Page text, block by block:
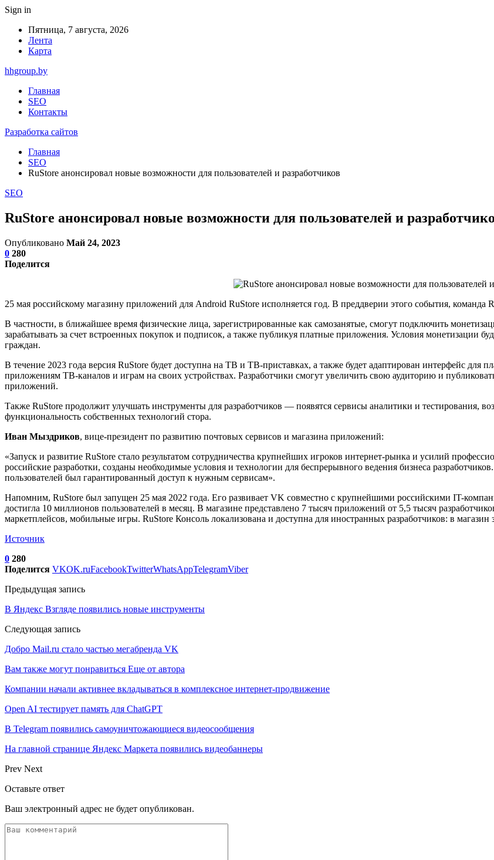
Sign in
Пятница, 7 августа, 2026
Лента
Карта
hhgroup.by
Главная
SEO
Контакты
Разработка сайтов
Главная
SEO
RuStore анонсировал новые возможности для пользователей и разработчиков
SEO
RuStore анонсировал новые возможности для пользователей и
Опубликовано Май 24, 2023
0 280
Поделится
25 мая российскому магазину приложений для Android RuStore исполняется год. В преддверии этого события,
В частности, в ближайшее время физические лица, зарегистрированные как самозанятые, смогут подключить
зарабатывать за счет встроенных покупок и подписок, а также публикуя платные приложения. Условия монетизации
граждан.
В течение 2023 года версия RuStore будет доступна на ТВ и ТВ-приставках, а также будет адаптирован интерфейс для
приложениям ТВ-каналов и играм на своих устройствах. Разработчики смогут увеличить свою аудиторию и
приложений.
Также RuStore продолжит улучшать инструменты для разработчиков — появятся сервисы аналитики и тестирования,
функциональность собственных технологий стора.
Иван Мыздриков, вице-президент по развитию почтовых сервисов и магазина приложений:
«Запуск и развитие RuStore стало результатом сотрудничества крупнейших игроков интернет-рынка и усилий
российские разработки, созданы необходимые условия и технологии для беспрерывного ведения бизнеса
пользователей был гарантированный доступ к нужным сервисам».
Напомним, RuStore был запущен 25 мая 2022 года. Его развивает VK совместно с крупнейшими российскими IT-
достигла 10 миллионов пользователей в месяц. В магазине представлено 7 тысяч приложений от 5,5 тысяч
маркетплейсов, мобильные игры. RuStore Консоль локализована и доступна для иностранных разработчиков: в
Источник
0 280
Поделится VKOK.ruFacebookTwitterWhatsAppTelegramViber
Предыдущая запись
В Яндекс Взгляде появились новые инструменты
Следующая запись
Добро Mail.ru стало частью мегабренда VK
Вам также могут понравиться Еще от автора
Компании начали активнее вкладываться в комплексное интернет-продвижение
Open AI тестирует память для ChatGPT
В Telegram появились самоуничтожающиеся видеосообщения
На главной странице Яндекс Маркета появились видеобаннеры
Prev Next
Оставьте ответ
Ваш электронный адрес не будет опубликован.